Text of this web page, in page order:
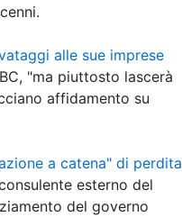
alle sue imprese
"ma piuttosto lascerà
affidamento su
a catena" di perdita
esterno del
del governo